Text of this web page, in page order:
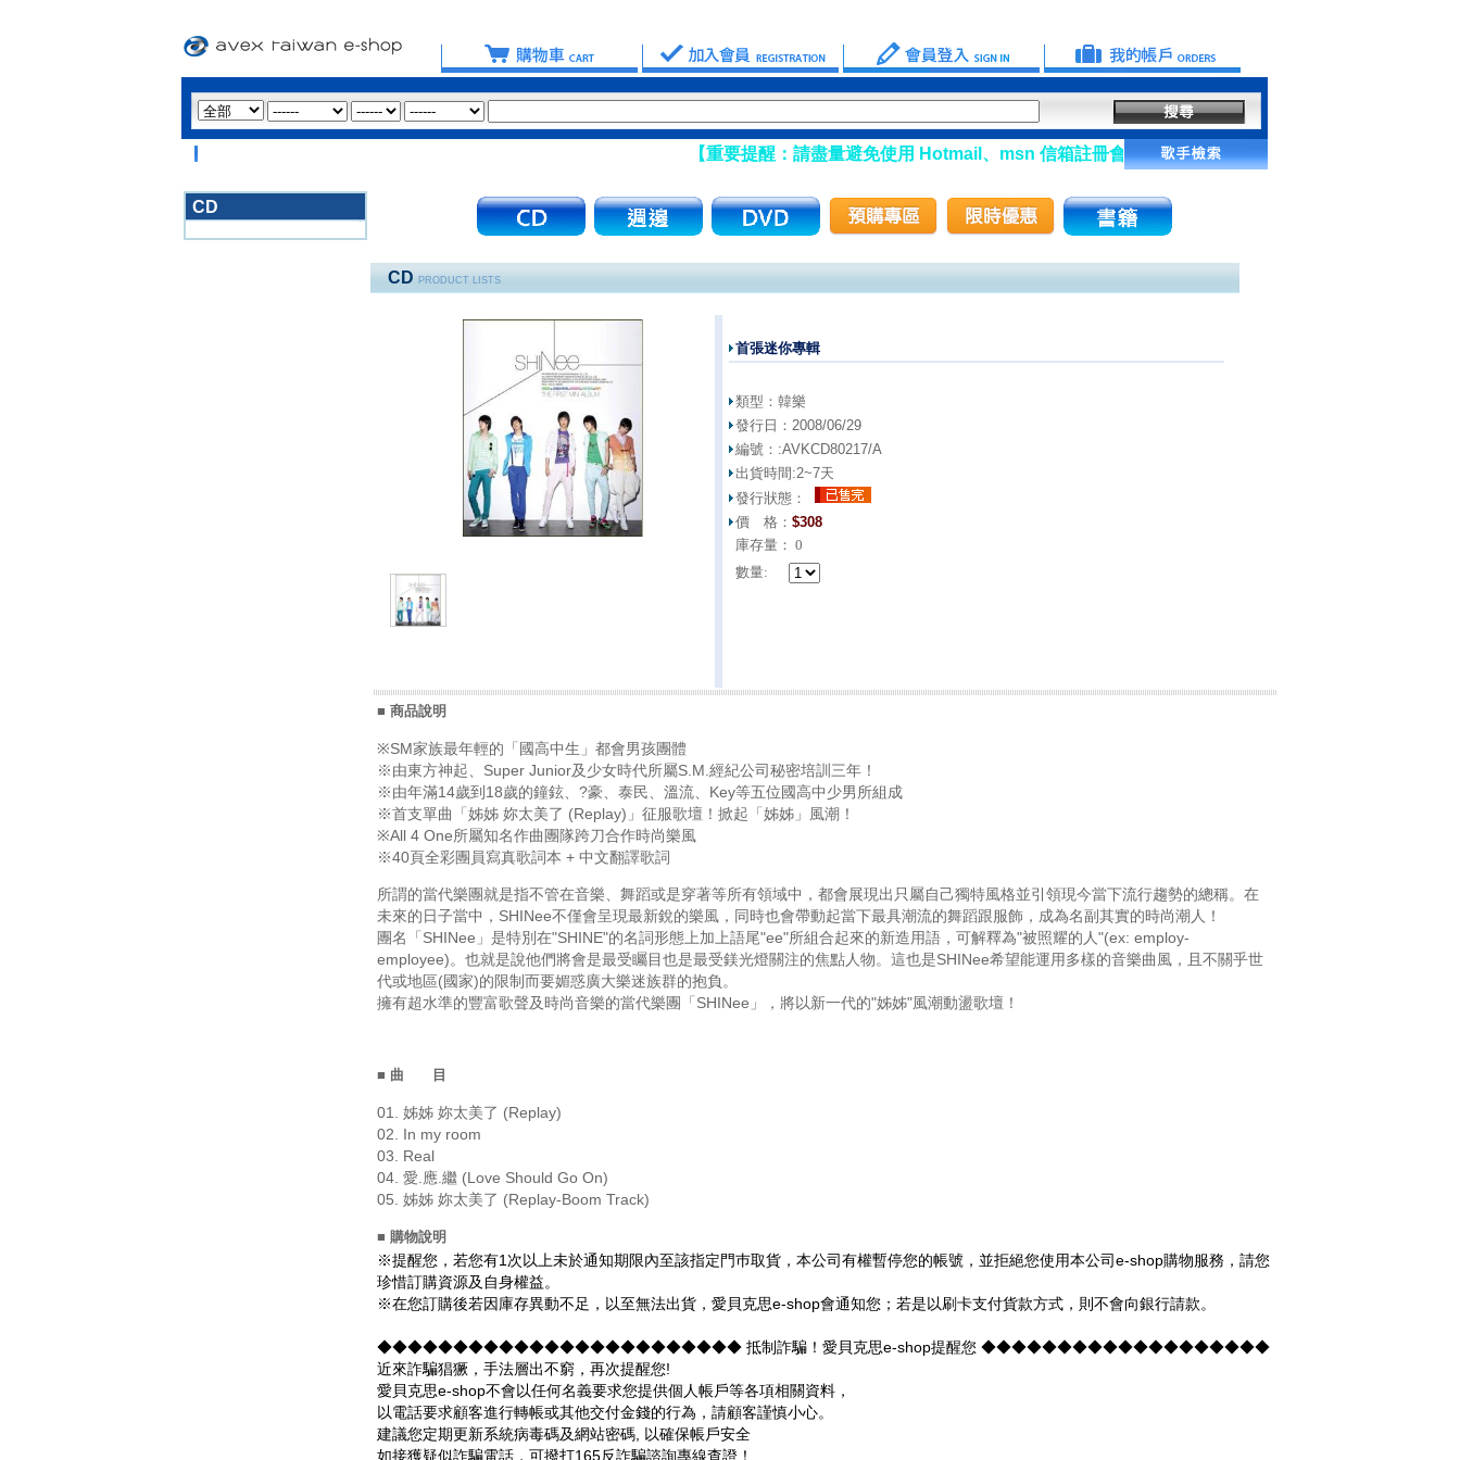
【重要提醒：請盡量避免使用 Hotmail、msn 信箱註冊會員】
CD
CD PRODUCT LISTS
首張迷你專輯
類型： 韓樂
發行日： 2008/06/29
編號：:AVKCD80217/A
出貨時間:2~7天
發行狀態：
價 格： $308
庫存量： 0
數量:
■ 商品說明
※SM家族最年輕的「國高中生」都會男孩團體
※由東方神起、Super Junior及少女時代所屬S.M.經紀公司秘密培訓三年！
※由年滿14歲到18歲的鐘鉉、?豪、泰民、溫流、Key等五位國高中少男所組成
※首支單曲「姊姊 妳太美了 (Replay)」征服歌壇！掀起「姊姊」風潮！
※All 4 One所屬知名作曲團隊跨刀合作時尚樂風
※40頁全彩團員寫真歌詞本 + 中文翻譯歌詞
所謂的當代樂團就是指不管在音樂、舞蹈或是穿著等所有領域中，都會展現出只屬自己獨特風格並引領現今當下流行趨勢的總稱。在
未來的日子當中，SHINee不僅會呈現最新銳的樂風，同時也會帶動起當下最具潮流的舞蹈跟服飾，成為名副其實的時尚潮人！
團名「SHINee」是特別在"SHINE"的名詞形態上加上語尾"ee"所組合起來的新造用語，可解釋為"被照耀的人"(ex: employ-
employee)。也就是說他們將會是最受矚目也是最受鎂光燈關注的焦點人物。這也是SHINee希望能運用多樣的音樂曲風，且不關乎世
代或地區(國家)的限制而要媚惑廣大樂迷族群的抱負。
擁有超水準的豐富歌聲及時尚音樂的當代樂團「SHINee」，將以新一代的"姊姊"風潮動盪歌壇！
■ 曲 目
01. 姊姊 妳太美了 (Replay)
02. In my room
03. Real
04. 愛.應.繼 (Love Should Go On)
05. 姊姊 妳太美了 (Replay-Boom Track)
■ 購物說明
※提醒您，若您有1次以上未於通知期限內至該指定門巿取貨，本公司有權暫停您的帳號，並拒絕您使用本公司e-shop購物服務，請您
珍惜訂購資源及自身權益。
※在您訂購後若因庫存異動不足，以至無法出貨，愛貝克思e-shop會通知您；若是以刷卡支付貨款方式，則不會向銀行請款。
◆◆◆◆◆◆◆◆◆◆◆◆◆◆◆◆◆◆◆◆◆◆◆◆ 抵制詐騙！愛貝克思e-shop提醒您 ◆◆◆◆◆◆◆◆◆◆◆◆◆◆◆◆◆◆◆
近來詐騙猖獗，手法層出不窮，再次提醒您!
愛貝克思e-shop不會以任何名義要求您提供個人帳戶等各項相關資料，
以電話要求顧客進行轉帳或其他交付金錢的行為，請顧客謹慎小心。
建議您定期更新系統病毒碼及網站密碼, 以確保帳戶安全
如接獲疑似詐騙電話，可撥打165反詐騙諮詢專線查證！